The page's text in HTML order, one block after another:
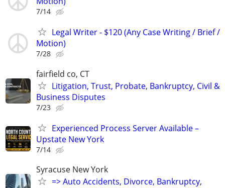
7/14
Legal Writer - $120 (Any Case Writing / Brief /
Motion)
7/28
fairfield co, CT
Litigation, Trust, Probate, Bankruptcy, Civil &
Business Disputes
7/23
Experienced Process Server Available –
Upstate New York
7/14
Syracuse New York
=> Auto Accidents, Divorce, Bankruptcy,